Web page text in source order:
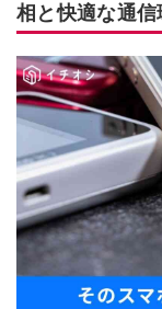
相と快適な通